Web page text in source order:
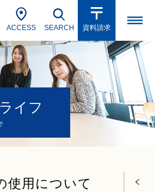
ACCESS SEARCH 資料請求
イフ
使用について